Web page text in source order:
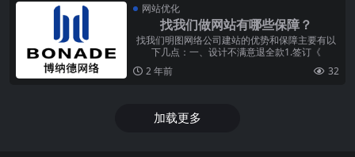
网站优化
找我们做网站有哪些保障？
找我们明图网络公司建站的优势和保障主要有以
下几点：一、设计不满意退全款1.签订《
2 年前
32
加载更多